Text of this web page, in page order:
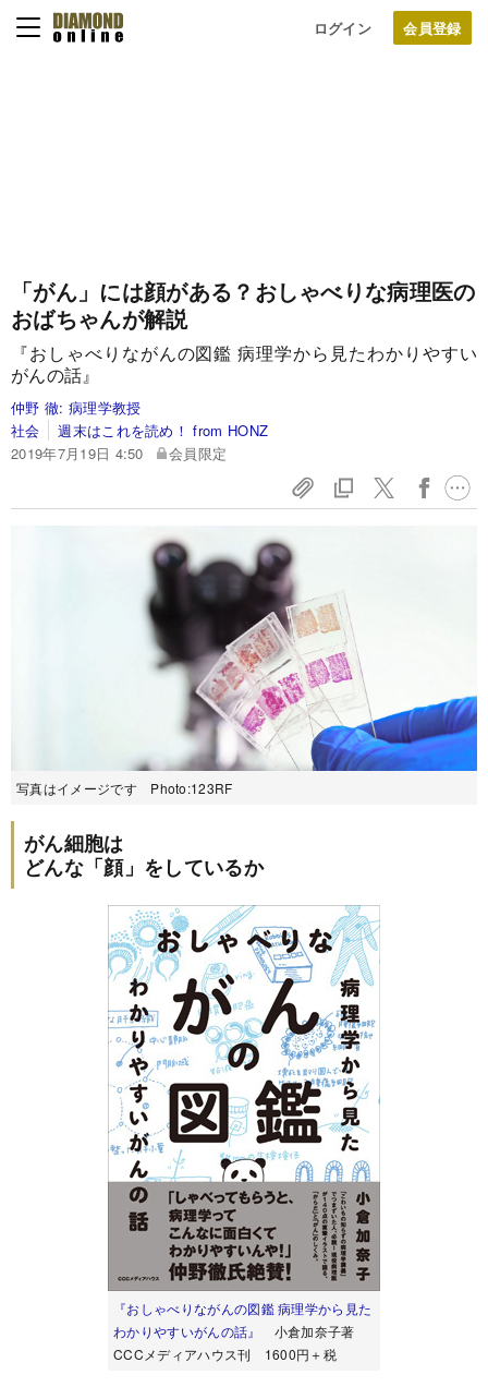
ログイン
「がん」には顔がある？おしゃべりな病理医の
おばちゃんが解説
『おしゃべりながんの図鑑 病理学から見たわかりやすい
がんの話』
仲野 徹: 病理学教授
社会
週末はこれを読め！ from HONZ
2019年7月19日 4:50
会員限定
写真はイメージです Photo:123RF
がん細胞は
どんな「顔」をしているか
『おしゃべりながんの図鑑 病理学から見た
わかりやすいがんの話』
小倉加奈子著
CCCメディアハウス刊 1600円＋税